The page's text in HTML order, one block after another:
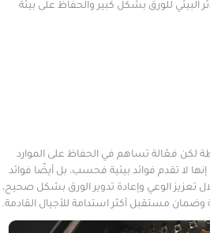
بشكل كبير والحفاظ على بيئة
تساهم في الحفاظ على الموارد
فوائد بيئية فحسب، بل أيضًا فوائد
وإعادة تدوير الورق بشكل صحيح،
أكثر استدامة للأجيال القادمة.